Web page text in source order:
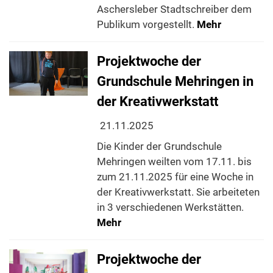
Aschersleber Stadtschreiber dem
Publikum vorgestellt. Mehr
Projektwoche der
Grundschule Mehringen in
der Kreativwerkstatt
21.11.2025
Die Kinder der Grundschule
Mehringen weilten vom 17.11. bis
zum 21.11.2025 für eine Woche in
der Kreativwerkstatt. Sie arbeiteten
in 3 verschiedenen Werkstätten.
Mehr
Projektwoche der